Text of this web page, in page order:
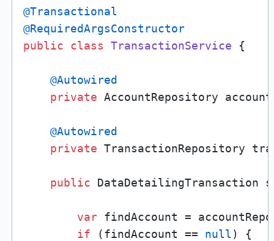
@Transactional
@RequiredArgsConstructor
public
class TransactionService {
@Autowired
private AccountRepository
@Autowired
private TransactionRepository
public DataDetailingTransaction
var findAccount =
if (findAccount == null) {